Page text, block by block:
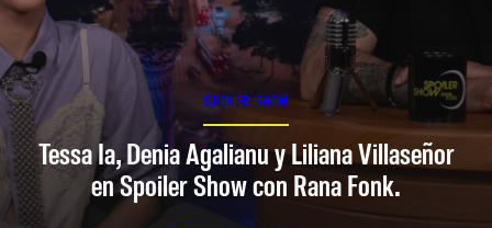
SPOILER SHOW
Tessa Ia, Denia Agalianu y Liliana Villaseñor
en Spoiler Show con Rana Fonk.